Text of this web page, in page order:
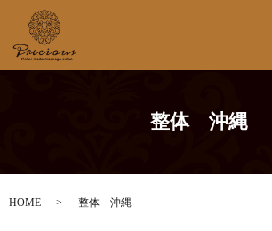
整体 沖縄
HOME 整体 沖縄